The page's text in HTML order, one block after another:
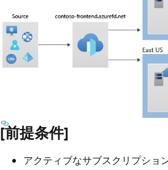
[前提条件]
アクティブなサブスクリプショ